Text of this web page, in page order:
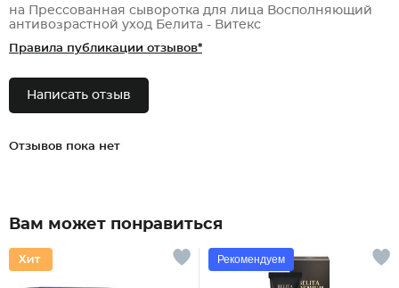
на Прессованная сыворотка для лица Восполняющий
антивозрастной уход Белита - Витекс
Правила публикации отзывов*
Написать отзыв
Отзывов пока нет
Вам может понравиться
Рекомендуем